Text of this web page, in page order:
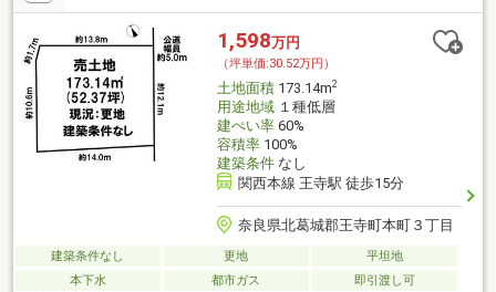
1,598万円
（坪単価:30.52万円）
土地面積173.14m2
用途地域１種低層
建ぺい率60%
容積率100%
建築条件なし
関西本線 王寺駅 徒歩15分
奈良県北葛城郡王寺町本町３丁目
建築条件なし 更地
平坦地
本下水
都市ガス 即引渡し可